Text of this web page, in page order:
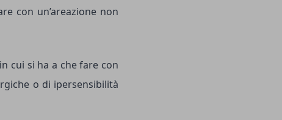
con un’areazione non
cui si ha a che fare con
o di ipersensibilità